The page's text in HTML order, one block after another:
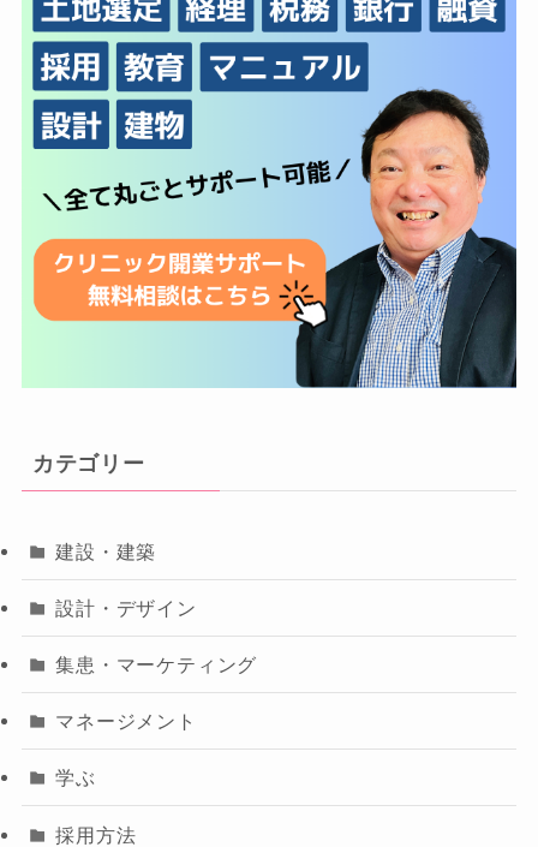
カテゴリー
建設・建築
設計・デザイン
集患・マーケティング
マネージメント
学ぶ
採用方法